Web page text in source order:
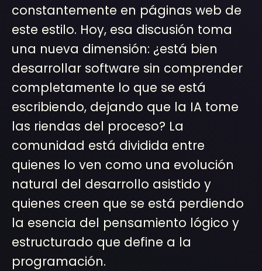
constantemente en páginas web de
este estilo. Hoy, esa discusión toma
una nueva dimensión: ¿está bien
desarrollar software sin comprender
completamente lo que se está
escribiendo, dejando que la IA tome
las riendas del proceso? La
comunidad está dividida entre
quienes lo ven como una evolución
natural del desarrollo asistido y
quienes creen que se está perdiendo
la esencia del pensamiento lógico y
estructurado que define a la
programación.